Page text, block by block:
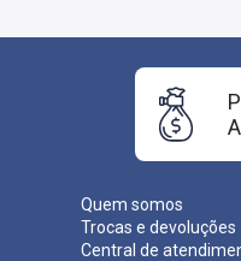
Quem somos
Trocas e devoluções
Central de